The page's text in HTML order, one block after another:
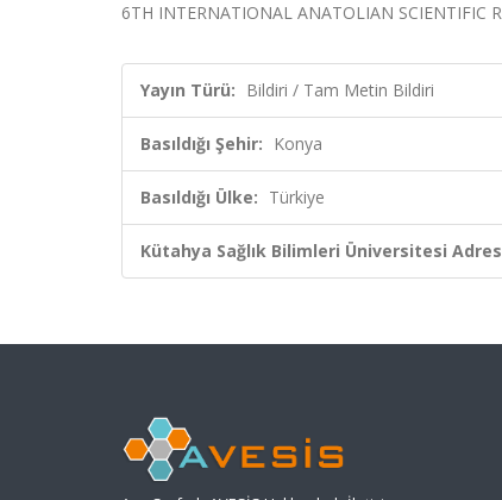
6TH INTERNATIONAL ANATOLIAN SCIENTIFIC
Yayın Türü: Bildiri / Tam Metin Bildiri
Basıldığı Şehir: Konya
Basıldığı Ülke: Türkiye
Kütahya Sağlık Bilimleri Üniversitesi